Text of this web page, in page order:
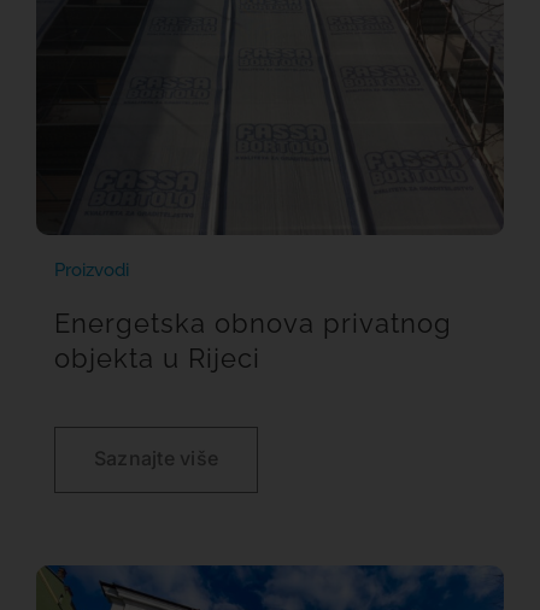
Proizvodi
Energetska obnova privatnog
objekta u Rijeci
Saznajte više